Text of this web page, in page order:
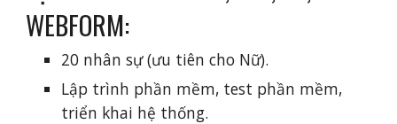
WEBFORM:
20 nhân sự (ưu tiên cho Nữ).
Lập trình phần mềm, test phần mềm,
triển khai hệ thống.